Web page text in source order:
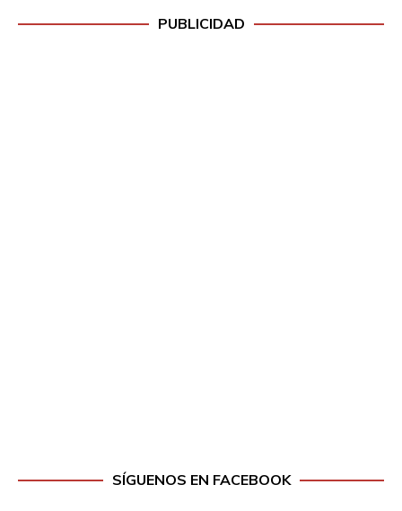
PUBLICIDAD
SÍGUENOS EN FACEBOOK